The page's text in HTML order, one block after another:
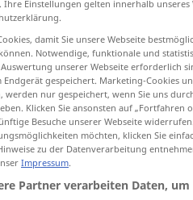
kurzgefasst
Ihre Einstellungen gelten innerhalb
damit Sie unsere Webseite
Notwendige, funktionale und
unserer Webseite erforderlich
gespeichert. Marketing-Cookies
werden nur gespeichert, wenn Sie uns
Klicken Sie ansonsten auf
Besuche unserer Webseite
möchten, klicken Sie
zu der Datenverarbeitung
Impressum.
Partner verarbeiten Daten,